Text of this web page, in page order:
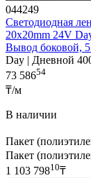
044249
Светодиодная
20x20mm 24V
Вывод боковой, 5
Day | Дневной
73 58654
₸/м
В наличии
Пакет
Пакет
1 103 79810₸